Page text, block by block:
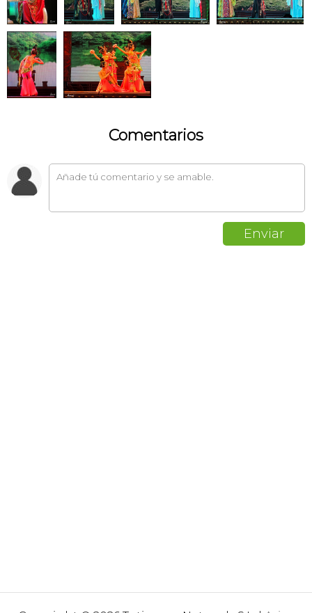
Comentarios